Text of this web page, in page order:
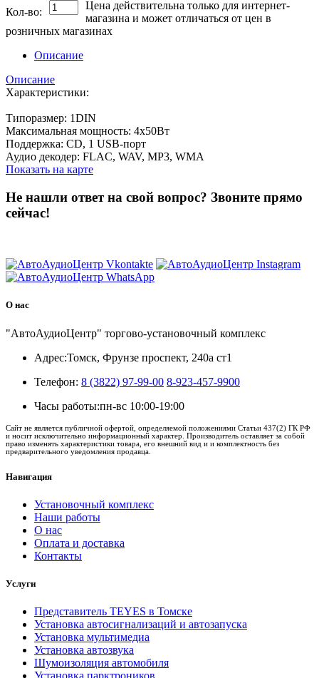
Кол-во:
Цена действительна только для интернет-
магазина и может отличаться от цен в
розничных магазинах
Описание
Описание
Характеристики:
Типоразмер: 1DIN
Максимальная мощность: 4x50Вт
Поддержка: CD, 1 USB-порт
Аудио декодер: FLAC, WAV, MP3, WMA
Показать на карте
Не нашли ответ на свой вопрос? Звоните прямо
сейчас!
О нас
"АвтоАудиоЦентр" торгово-установочный комплекс
Адрес:Томск, Фрунзе проспект, 240а ст1
Телефон: 8 (3822) 97-99-00 8-923-457-9900
Часы работы:пн-вс 10:00-19:00
Сайт не является публичной офертой, определяемой положениями Статьи 437(2) ГК РФ
и носит исключительно информационный характер. Производитель оставляет за собой
право изменять характеристики товара, его внешний вид и и комплектность без
предварительного уведомления продавца.
Навигация
Установочный комплекс
Наши работы
О нас
Оплата и доставка
Контакты
Услуги
Представитель TEYES в Томске
Установка автосигнализаций и автозапуска
Установка мультимедиа
Установка автозвука
Шумоизоляция автомобиля